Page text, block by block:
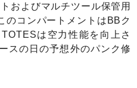
およびマルチツール保管用
のコンパートメントはBBク
は空力性能を向上さ
スの日の予想外のパンク修